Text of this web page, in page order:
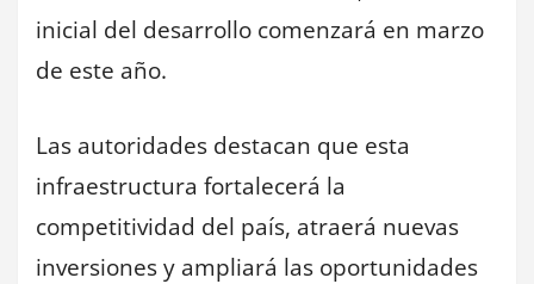
inicial del desarrollo comenzará en marzo
de este año.
Las autoridades destacan que esta
infraestructura fortalecerá la
competitividad del país, atraerá nuevas
inversiones y ampliará las oportunidades